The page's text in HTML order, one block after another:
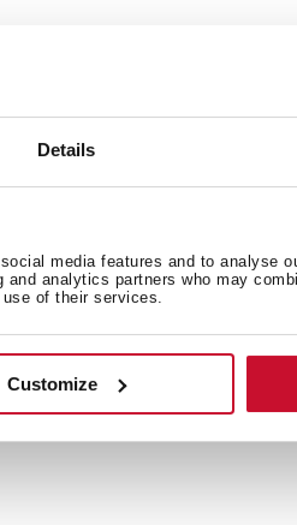
Details
media features and to analyse
analytics partners who may
of their services.
Customize
energie